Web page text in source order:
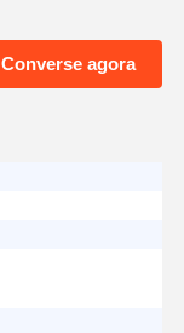
Converse agora